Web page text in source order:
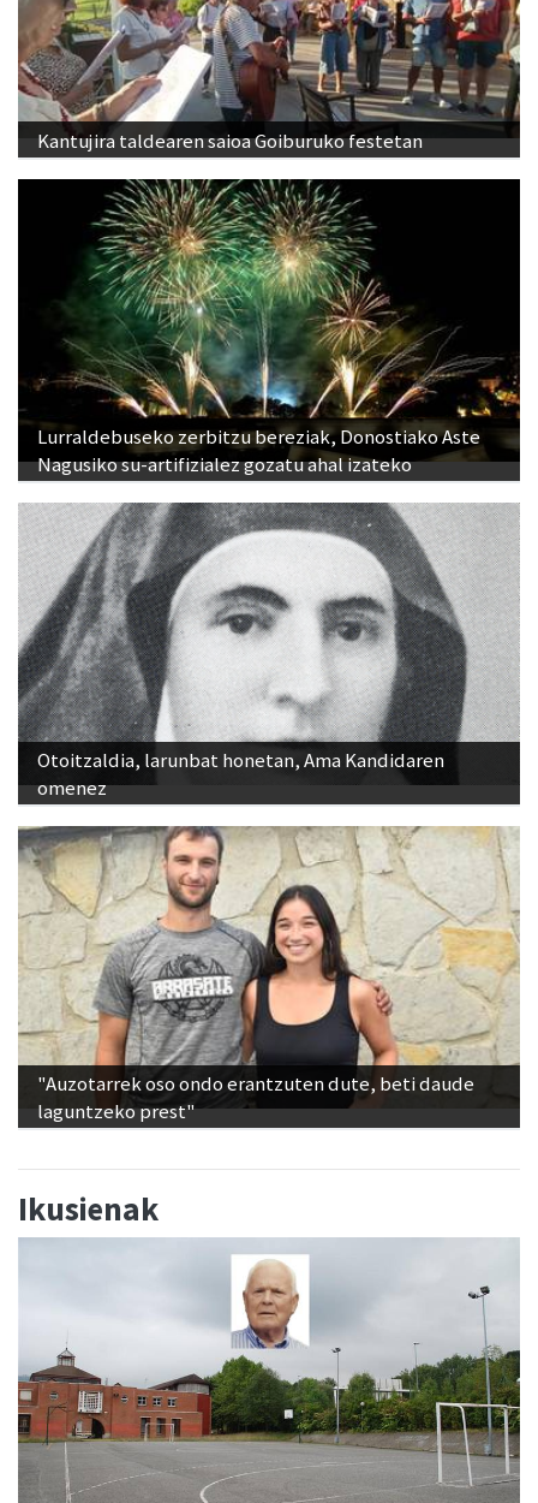
Kantujira taldearen saioa Goiburuko festetan
Lurraldebuseko zerbitzu bereziak, Donostiako Aste
Nagusiko su-artifizialez gozatu ahal izateko
Otoitzaldia, larunbat honetan, Ama Kandidaren
omenez
"Auzotarrek oso ondo erantzuten dute, beti daude
laguntzeko prest"
Ikusienak